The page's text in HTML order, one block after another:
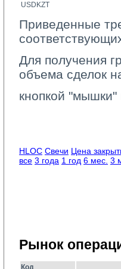
USDKZT
Приведенные
Для получения
объема сделок
кнопкой
HLOC Свечи Цена
все 3 года 1 год 6 мес. 3
Рынок
Код